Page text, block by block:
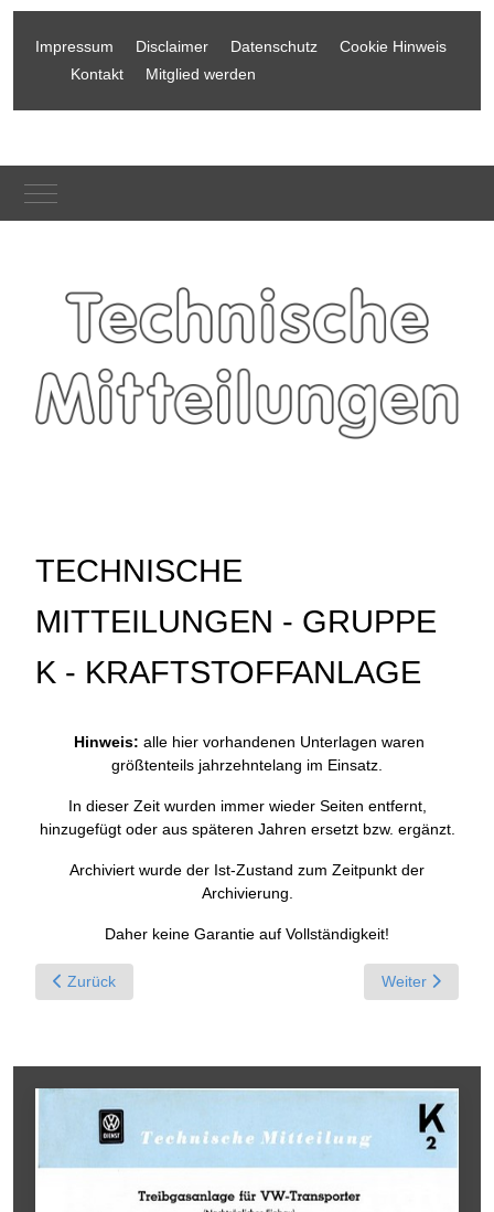
Impressum Disclaimer Datenschutz
Cookie Hinweis
Kontakt
Mitglied werden
Mobile Menu Toggle
TECHNISCHE
MITTEILUNGEN - GRUPPE
K - KRAFTSTOFFANLAGE
Hinweis: alle hier vorhandenen Unterlagen waren
größtenteils jahrzehntelang im Einsatz.
In dieser Zeit wurden immer wieder Seiten entfernt,
hinzugefügt oder aus späteren Jahren ersetzt bzw. ergänzt.
Archiviert wurde der Ist-Zustand zum Zeitpunkt der
Archivierung.
Daher keine Garantie auf Vollständigkeit!
Previous article: Technische Mitteilungen - Gruppe M - Motor
Zurück Next article:
Weiter